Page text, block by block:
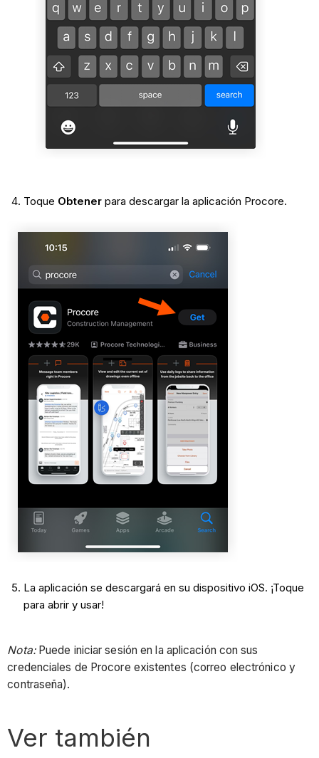
Toque Obtenerpara descargar la aplicación Procore.
La aplicación se descargará en su dispositivo iOS. ¡Toque
para abrir y usar!
Nota: Puede iniciar sesión en la aplicación con sus
credenciales de Procore existentes (correo electrónico y
contraseña).
Ver también